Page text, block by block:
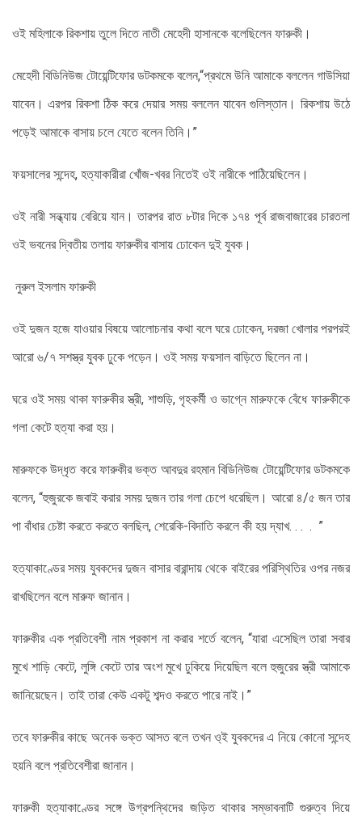
ওই মহিলাকে রিকশায় তুলে দিতে নাতী মেহেদী হাসানকে বলেছিলেন ফারুকী।
মেহেদী বিডিনিউজ টোয়েন্টিফোর ডটকমকে বলেন,“প্রথমে উনি আমাকে বললেন গাউসিয়া
যাবেন। এরপর রিকশা ঠিক করে দেয়ার সময় বললেন যাবেন গুলিস্তান। রিকশায় উঠে
পড়েই আমাকে বাসায় চলে যেতে বলেন তিনি।”
ফয়সালের সন্দেহ, হত্যাকারীরা খোঁজ-খবর নিতেই ওই নারীকে পাঠিয়েছিলেন।
ওই নারী সন্ধ্যায় বেরিয়ে যান। তারপর রাত ৮টার দিকে ১৭৪ পূর্ব রাজবাজারের চারতলা
ওই ভবনের দ্বিতীয় তলায় ফারুকীর বাসায় ঢোকেন দুই যুবক।
নুরুল ইসলাম ফারুকী
ওই দুজন হজে যাওয়ার বিষয়ে আলোচনার কথা বলে ঘরে ঢোকেন, দরজা খোলার পরপরই
আরো ৬/৭ সশস্ত্র যুবক ঢুকে পড়েন। ওই সময় ফয়সাল বাড়িতে ছিলেন না।
ঘরে ওই সময় থাকা ফারুকীর স্ত্রী, শাশুড়ি, গৃহকর্মী ও ভাগ্নে মারুফকে বেঁধে ফারুকীকে
গলা কেটে হত্যা করা হয়।
মারুফকে উদ্ধৃত করে ফারুকীর ভক্ত আবদুর রহমান বিডিনিউজ টোয়েন্টিফোর ডটকমকে
বলেন, “হুজুরকে জবাই করার সময় দুজন তার গলা চেপে ধরেছিল। আরো ৪/৫ জন তার
পা বাঁধার চেষ্টা করতে করতে বলছিল, শেরেকি-বিদাতি করলে কী হয় দ্যাখ. . . . ”
হত্যাকাণ্ডের সময় যুবকদের দুজন বাসার বারান্দায় থেকে বাইরের পরিস্থিতির ওপর নজর
রাখছিলেন বলে মারুফ জানান।
ফারুকীর এক প্রতিবেশী নাম প্রকাশ না করার শর্তে বলেন, “যারা এসেছিল তারা সবার
মুখে শাড়ি কেটে, লুঙ্গি কেটে তার অংশ মুখে ঢুকিয়ে দিয়েছিল বলে হুজুরের স্ত্রী আমাকে
জানিয়েছেন। তাই তারা কেউ একটু শব্দও করতে পারে নাই।”
তবে ফারুকীর কাছে অনেক ভক্ত আসত বলে তখন ও্ই যুবকদের এ নিয়ে কোনো সন্দেহ
হয়নি বলে প্রতিবেশীরা জানান।
ফারুকী হত্যাকাণ্ডের সঙ্গে উগ্রপন্থিদের জড়িত থাকার সম্ভাবনাটি গুরুত্ব দিয়ে